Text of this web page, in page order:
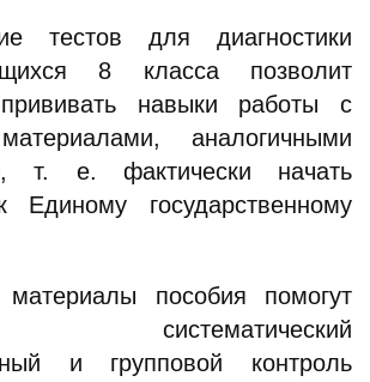
тестов для диагностики
8 класса позволит
навыки работы с
аналогичными
т. е. фактически начать
Единому государственному
пособия помогут
систематический
и групповой контроль